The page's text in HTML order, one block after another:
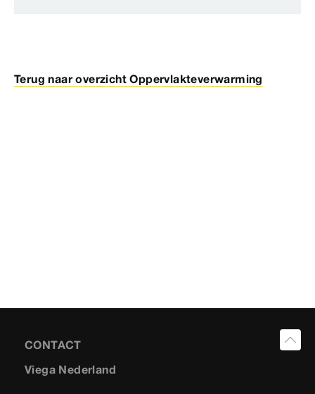
Terug naar overzicht Oppervlakteverwarming
CONTACT
Viega Nederland